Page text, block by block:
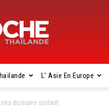
L’ Asie En Europe
du maire sortant